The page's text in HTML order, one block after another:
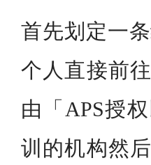
首先划定一
个人直接前
由「APS授
训的机构然